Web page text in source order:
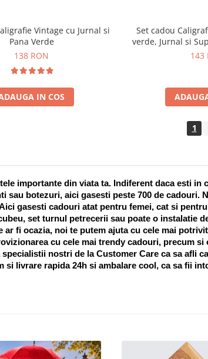
Vintage cu Jurnal si
Pana Verde
138 RON
IN COS
Set cadou
verde, Jurnal si
143
1
importante din viata ta. Indiferent daca esti in
sau botezuri, aici gasesti peste 700 de cadouri.
gasesti cadouri atat pentru femei, cat si
set turnul petrecerii sau poate o instalatie
fi ocazia, noi te putem ajuta cu cele mai
cu cele mai trendy cadouri, precum si
nostri de la Customer Care ca sa afli
livrare rapida 24h si ambalare cool, ca sa fii